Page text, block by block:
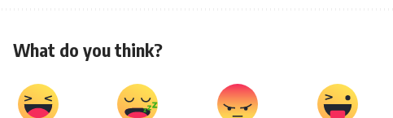
What do you think?